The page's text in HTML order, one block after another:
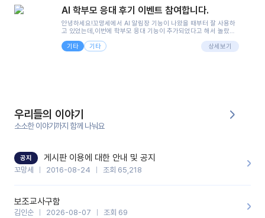
으셔서 고민이 됐는데ai 학부모 응대를 써볼 수 있어서 좋았어요!앞
면..)그리고 제가 신입 때 이게 있었더라면 ㅜㅜㅜㅜ?응대 팁이 정말
좋은거 같아요지금은 그래도 아이들이 잘 이해 되지만초임 때는 정
말 어려워서 항상다른 선생님들께 도움을 요청했었거든요..ㅠ*일지
쓸 때도 좀 도움이 되는 거 같아요!
AI 학부모 응대 후기 이벤트 참여합니다.
안녕하세요!꼬망세에서 AI 알림장 기능이 나왔을 때부터 잘 사용하
고 있었는데,이번에 학부모 응대 기능이 추가되었다고 해서 놀랐습
님 응대에 더 많은 부담을 느끼고 있습니다 ㅠㅠ이번에 제가 원에서
겪은 일과 학부모님께 전달드렸던 내용을 함께 보시고,저와 비슷한
을 많이 하는데,꼬망봇 덕분에 고민하는 시간을 줄이고 학부모님을
안심시킬 수 있었습니다.이 부분은 꼬망봇이 추가로 알려준 응대 tip
입니다.학부모님께 전화를 드리기 전에, 내용을 숙지하여 좀 더 전문
성 있는 교사가 되어 대화를 나눌 수 있었습니다.꼬망세 AI학부모 응
기능을 개발해 주셔서 감사합니다.
기타 기타 상세보기
우리들의 이야기
소소한 이야기까지 함께 나눠요
공지 게시판 이용에 대한 안내 및 공지
꼬망세 2016-08-24 조회 65,218
보조교사구함
김인순 2026-08-07 조회 69